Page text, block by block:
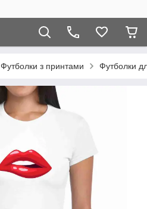
Футболки з принтами Футболки